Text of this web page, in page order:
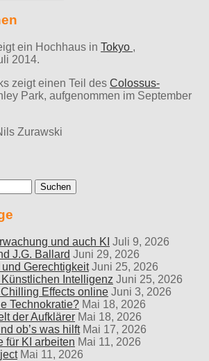
ein Hochhaus in Tokyo ,
2014.
zeigt einen Teil des Colossus-
Park, aufgenommen im September
Zurawski
und auch KI Juli 9, 2026
J.G. Ballard Juni 29, 2026
Gerechtigkeit Juni 25, 2026
Intelligenz Juni 25, 2026
Effects online Juni 3, 2026
Technokratie? Mai 18, 2026
der Aufklärer Mai 18, 2026
ob’s was hilft Mai 17, 2026
für KI arbeiten Mai 11, 2026
Mai 11, 2026